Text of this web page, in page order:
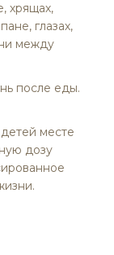
хрящах,
глазах,
между
после еды.
месте
дозу